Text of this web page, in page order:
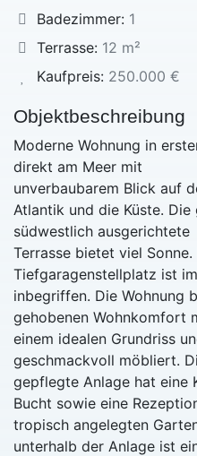
Badezimmer: 1
Terrasse: 12 m²
Kaufpreis: 250.000 €
Objektbeschreibung
Moderne Wohnung in
direkt am Meer mit
unverbaubarem Blick auf
Atlantik und die Küste. Die
südwestlich ausgerichtete
Terrasse bietet viel Sonne.
Tiefgaragenstellplatz ist
inbegriffen. Die Wohnung
gehobenen Wohnkomfort
einem idealen Grundriss
geschmackvoll möbliert.
gepflegte Anlage hat eine
Bucht sowie eine
tropisch angelegten
unterhalb der Anlage ist